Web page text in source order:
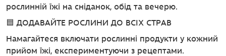
рослинній їжі на сніданок, обід та вечерю.
🟦 ДОДАВАЙТЕ РОСЛИНИ ДО ВСІХ СТРАВ
Намагайтеся включати рослинні продукти у кожний
прийом їжі, експериментуючи з рецептами.